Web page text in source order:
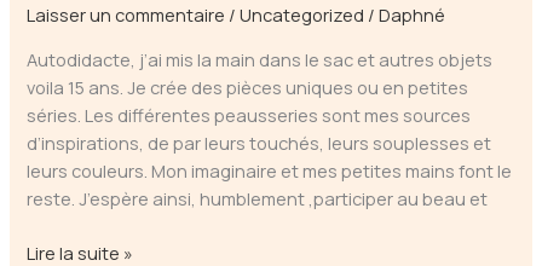
Laisser un commentaire /Uncategorized /Daphné
Autodidacte, j’ai mis la main dans le sac et autres objets
voila 15 ans. Je crée des pièces uniques ou en petites
séries. Les différentes peausseries sont mes sources
d’inspirations, de par leurs touchés, leurs souplesses et
leurs couleurs. Mon imaginaire et mes petites mains font le
reste. J’espère ainsi, humblement ,participer au beau et
Cathy
Lire la suite »